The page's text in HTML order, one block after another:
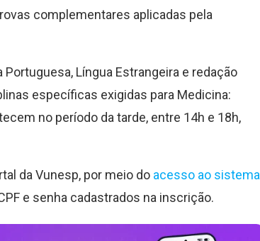
complementares aplicadas pela
Língua Estrangeira e redação
específicas exigidas para Medicina:
no período da tarde, entre 14h e 18h,
da Vunesp, por meio do acesso ao sistema
e senha cadastrados na inscrição.